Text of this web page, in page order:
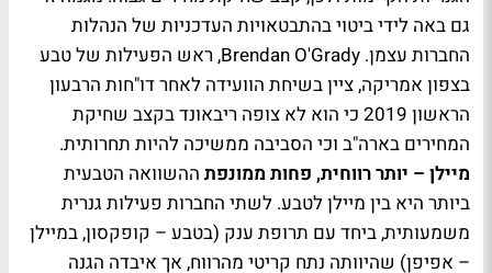
גם באה לידי ביטוי בהתבטאויות העדכניות של הנהלות
החברות עצמן. Brendan O'Grady, ראש הפעילות של טבע
בצפון אמריקה, ציין בשיחת הוועידה לאחר דו"חות הרבעון
הראשון 2019 כי הוא לא צופה ריבאונד בקצב שחיקת
המחירים בארה"ב וכי הסביבה ממשיכה להיות תחרותית.
מיילן – יותר רווחית, פחות ממונפת ההשוואה הטבעית
ביותר היא בין מיילן לטבע. לשתי החברות פעילות גנרית
משמעותית, ביחד עם תרופת ענק (בטבע – קופקסון, במיילן
– אפיפן) שהיוותה נתח קריטי מהרווח, אך איבדה הגנה